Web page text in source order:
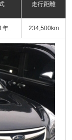
走行距離
年 234,500km